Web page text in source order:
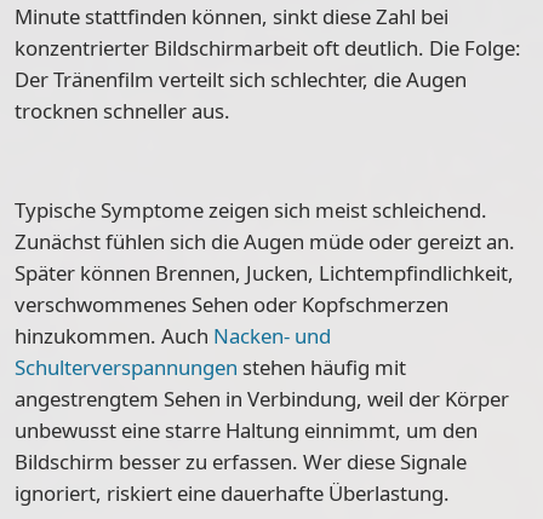
Minute stattfinden können, sinkt diese Zahl bei
konzentrierter Bildschirmarbeit oft deutlich. Die Folge:
Der Tränenfilm verteilt sich schlechter, dieAugen
trocknen schneller aus.
Typische Symptome zeigen sich meist schleichend.
Zunächst fühlen sich die Augen müde oder gereiztan.
Später können Brennen, Jucken, Lichtempfindlichkeit,
verschwommenes Sehen oder Kopfschmerzen
hinzukommen. Auch Nacken- und
Schulterverspannungen stehen häufig mit
angestrengtem Sehen in Verbindung, weil der Körper
unbewusst eine starre Haltung einnimmt, um den
Bildschirm besser zu erfassen. Wer diese Signale
ignoriert, riskiert eine dauerhafte Überlastung.